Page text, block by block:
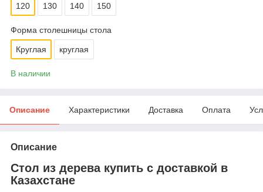
120 130 140 150
Форма столешницы стола
Круглая круглая
В наличии
Описание Характеристики Доставка Оплата
Описание
Стол из дерева купить с доставкой в
Казахстане